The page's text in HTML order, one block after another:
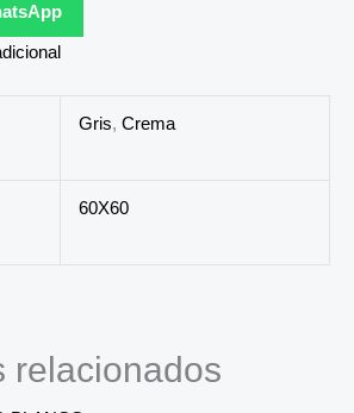
Gris, Crema
60X60
relacionados